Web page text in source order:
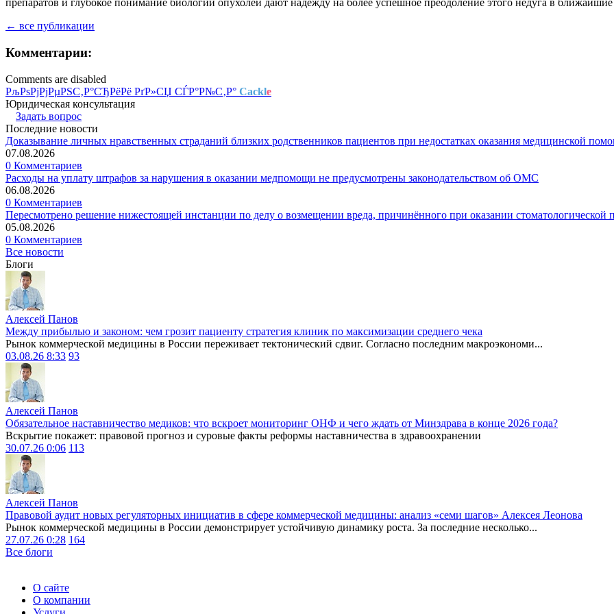
препаратов и глубокое понимание биологии опухолей дают надежду на более успешное преодоление этого недуга в
← все публикации
Комментарии:
Comments are disabled
РљРѕРјРјРµРЅС‚Р°СЂРёРё РґР»СЏ СЃР°Р№С‚Р° Cackle
Юридическая консультация
Задать вопрос
Последние новости
Доказывание личных нравственных страданий близких родственников пациентов при недостатках оказания медицинской
07.08.2026
0 Комментариев
Расходы на уплату штрафов за нарушения в оказании медпомощи не предусмотрены законодательством об ОМС
06.08.2026
0 Комментариев
Пересмотрено решение нижестоящей инстанции по делу о возмещении вреда, причинённого при оказании стоматологической
05.08.2026
0 Комментариев
Все новости
Блоги
Алексей Панов
Между прибылью и законом: чем грозит пациенту стратегия клиник по максимизации среднего чека
Рынок коммерческой медицины в России переживает тектонический сдвиг. Согласно последним макроэкономи...
03.08.26 8:33 93
Алексей Панов
Обязательное наставничество медиков: что вскроет мониторинг ОНФ и чего ждать от Минздрава в конце 2026 года?
Вскрытие покажет: правовой прогноз и суровые факты реформы наставничества в здравоохранении
30.07.26 0:06 113
Алексей Панов
Правовой аудит новых регуляторных инициатив в сфере коммерческой медицины: анализ «семи шагов» Алексея Леонова
Рынок коммерческой медицины в России демонстрирует устойчивую динамику роста. За последние несколько...
27.07.26 0:28 164
Все блоги
О сайте
О компании